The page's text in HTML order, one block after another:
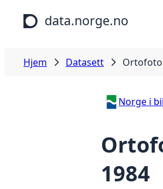
Hopp til hovedinnhold
data.norge.no
Hjem Datasett Ortofoto
Norge i
1984